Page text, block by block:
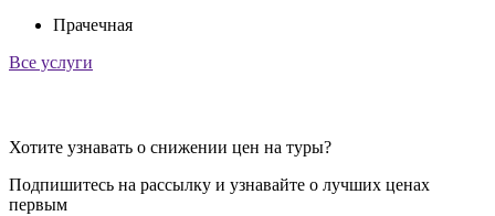
Прачечная
Все услуги
Хотите узнавать о снижении цен на туры?
Подпишитесь на рассылку и узнавайте о лучших ценах
первым